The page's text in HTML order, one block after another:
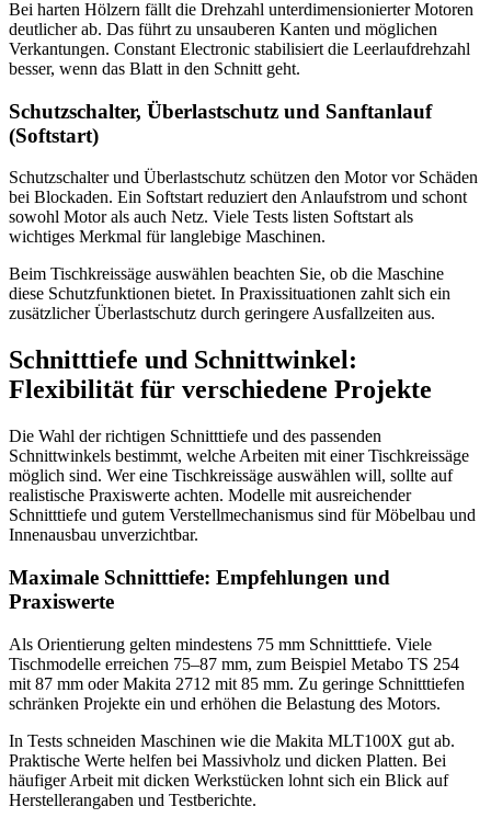
Bei harten Hölzern fällt die Drehzahl unterdimensionierter Motoren
deutlicher ab. Das führt zu unsauberen Kanten und möglichen
Verkantungen. Constant Electronic stabilisiert die Leerlaufdrehzahl
besser, wenn das Blatt in den Schnitt geht.
Schutzschalter, Überlastschutz und Sanftanlauf
(Softstart)
Schutzschalter und Überlastschutz schützen den Motor vor Schäden
bei Blockaden. Ein Softstart reduziert den Anlaufstrom und schont
sowohl Motor als auch Netz. Viele Tests listen Softstart als
wichtiges Merkmal für langlebige Maschinen.
Beim Tischkreissäge auswählen beachten Sie, ob die Maschine
diese Schutzfunktionen bietet. In Praxissituationen zahlt sich ein
zusätzlicher Überlastschutz durch geringere Ausfallzeiten aus.
Schnitttiefe und Schnittwinkel:
Flexibilität für verschiedene Projekte
Die Wahl der richtigen Schnitttiefe und des passenden
Schnittwinkels bestimmt, welche Arbeiten mit einer Tischkreissäge
möglich sind. Wer eine Tischkreissäge auswählen will, sollte auf
realistische Praxiswerte achten. Modelle mit ausreichender
Schnitttiefe und gutem Verstellmechanismus sind für Möbelbau und
Innenausbau unverzichtbar.
Maximale Schnitttiefe: Empfehlungen und
Praxiswerte
Als Orientierung gelten mindestens 75 mm Schnitttiefe. Viele
Tischmodelle erreichen 75–87 mm, zum Beispiel Metabo TS 254
mit 87 mm oder Makita 2712 mit 85 mm. Zu geringe Schnitttiefen
schränken Projekte ein und erhöhen die Belastung des Motors.
In Tests schneiden Maschinen wie die Makita MLT100X gut ab.
Praktische Werte helfen bei Massivholz und dicken Platten. Bei
häufiger Arbeit mit dicken Werkstücken lohnt sich ein Blick auf
Herstellerangaben und Testberichte.